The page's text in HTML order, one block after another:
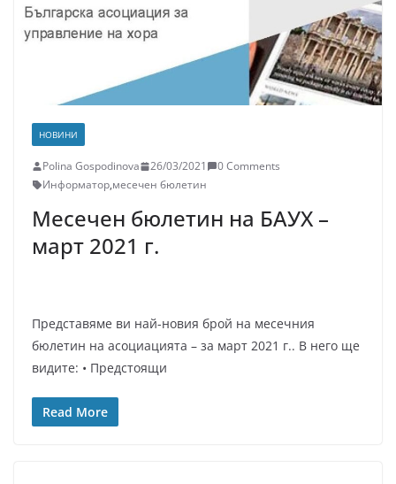
НОВИНИ
Polina Gospodinova 26/03/2021
0 Comments
Информатор,месечен бюлетин
Месечен бюлетин на БАУХ –
март 2021 г.
Представяме ви най-новия брой на месечния
бюлетин на асоциацията – за март 2021 г.. В него ще
видите: • Предстоящи
Read More